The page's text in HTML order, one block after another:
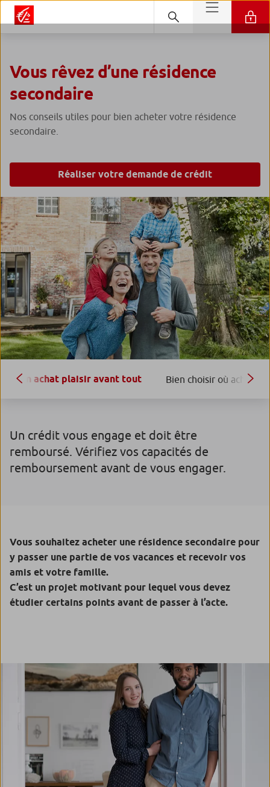
Vous rêvez d’une résidence
secondaire
Nos conseils utiles pour bien acheter votre résidence
secondaire.
Réaliser votre demande de crédit
Un achat plaisir avant tout Bien choisir où acheter
Un crédit vous engage et doit être
remboursé. Vérifiez vos capacités de
remboursement avant de vous engager.
Vous souhaitez acheter une résidence secondaire pour
y passer une partie de vos vacances et recevoir vos
amis et votre famille.
C’est un projet motivant pour lequel vous devez
étudier certains points avant de passer à l’acte.